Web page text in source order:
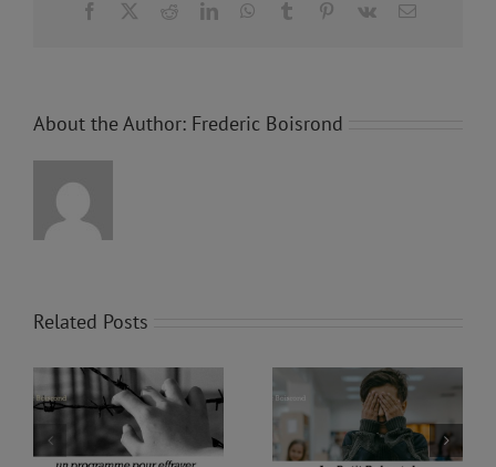
Facebook RedditLinkedInWhatsApp
Tumblr Pinterest
Vk Email
About the Author: Frederic Boisrond
Related Posts
LE PETIT ROBERT DU
JACQUES PARIZEAU